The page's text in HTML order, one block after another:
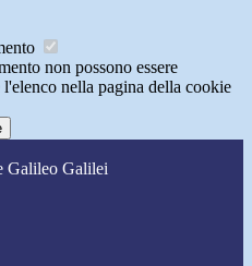
non possono essere
nella pagina della cookie
Galileo Galilei